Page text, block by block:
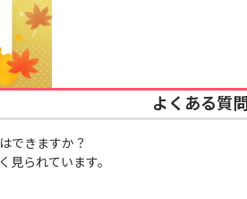
よくある質問
できますか？
見られています。